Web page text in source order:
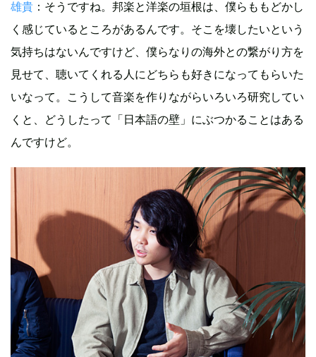
雄貴 ：そうですね。邦楽と洋楽の垣根は、僕らももどかし
く感じているところがあるんです。そこを壊したいという
気持ちはないんですけど、僕らなりの海外との繋がり方を
見せて、聴いてくれる人にどちらも好きになってもらいた
いなって。こうして音楽を作りながらいろいろ研究してい
くと、どうしたって「日本語の壁」にぶつかることはある
んですけど。